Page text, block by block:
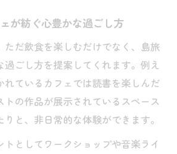
が紡ぐ心豊かな過ごし方
ただ飲食を楽しむだけでなく、島旅
過ごし方を提案してくれます。例え
れているカフェでは読書を楽しんだ
トの作品が展示されているスペース
と、非日常的な体験ができます。
トとしてワークショップや音楽ライ